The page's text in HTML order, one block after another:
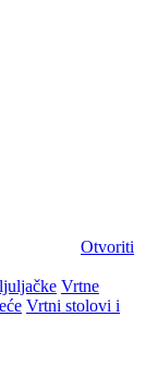
Otvoriti
Vrtne
Vrtni stolovi i